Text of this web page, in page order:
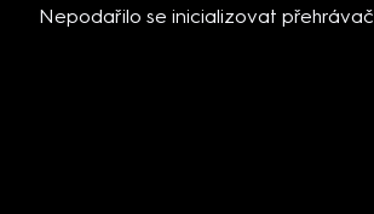
Nepodařilo se inicializovat přehrávač